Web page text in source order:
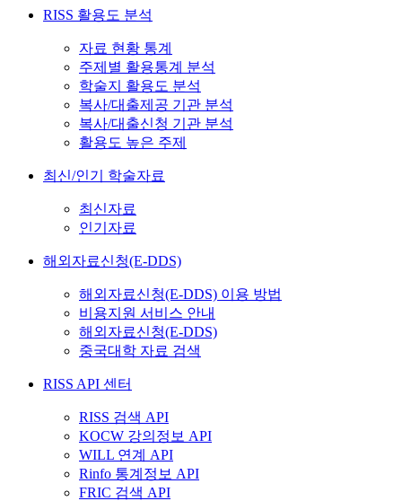
RISS 활용도 분석
자료 현황 통계
주제별 활용통계 분석
학술지 활용도 분석
복사/대출제공 기관 분석
복사/대출신청 기관 분석
활용도 높은 주제
최신/인기 학술자료
최신자료
인기자료
해외자료신청(E-DDS)
해외자료신청(E-DDS) 이용 방법
비용지원 서비스 안내
해외자료신청(E-DDS)
중국대학 자료 검색
RISS API 센터
RISS 검색 API
KOCW 강의정보 API
WILL 연계 API
Rinfo 통계정보 API
FRIC 검색 API